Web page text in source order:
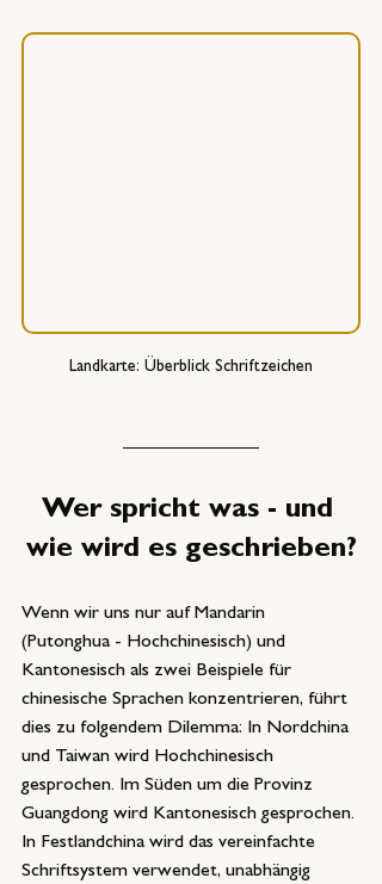
Landkarte: Überblick Schriftzeichen
Wer spricht was - und
wie wird es geschrieben?
Wenn wir uns nur auf Mandarin
(Putonghua - Hochchinesisch) und
Kantonesisch als zwei Beispiele für
chinesische Sprachen konzentrieren, führt
dies zu folgendem Dilemma: In Nordchina
und Taiwan wird Hochchinesisch
gesprochen. Im Süden um die Provinz
Guangdong wird Kantonesisch gesprochen.
In Festlandchina wird das vereinfachte
Schriftsystem verwendet, unabhängig